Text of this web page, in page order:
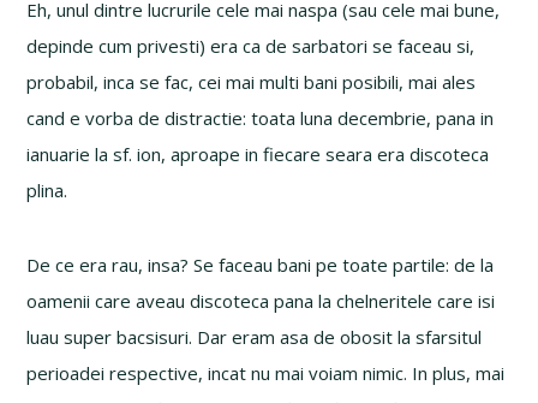
Eh, unul dintre lucrurile cele mai naspa (sau cele mai bune,
depinde cum privesti) era ca de sarbatori se faceau si,
probabil, inca se fac, cei mai multi bani posibili, mai ales
cand e vorba de distractie: toata luna decembrie, pana in
ianuarie la sf. ion, aproape in fiecare seara era discoteca
plina.
De ce era rau, insa? Se faceau bani pe toate partile: de la
oamenii care aveau discoteca pana la chelneritele care isi
luau super bacsisuri. Dar eram asa de obosit la sfarsitul
perioadei respective, incat nu mai voiam nimic. In plus, mai